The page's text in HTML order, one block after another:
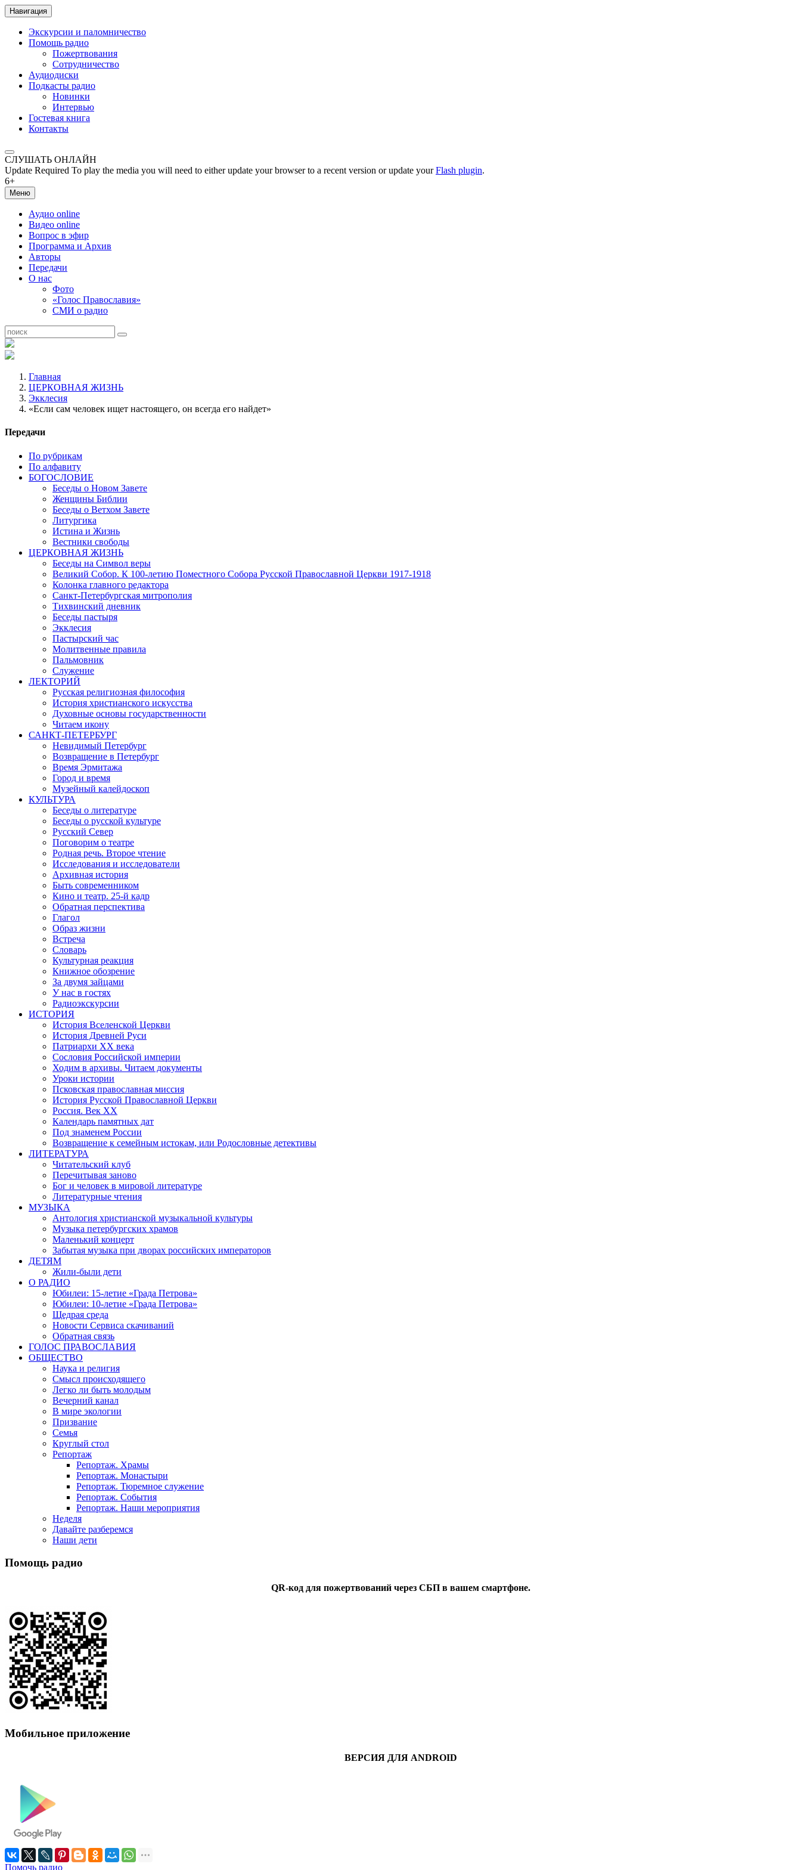
Навигация
Экскурсии и паломничество
Помощь радио
Пожертвования
Сотрудничество
Аудиодиски
Подкасты радио
Новинки
Интервью
Гостевая книга
Контакты
СЛУШАТЬ ОНЛАЙН
Update Required To play the media you will need to either update your browser to a recent version or update yourFlash plugin.
6+
Меню
Аудио online
Видео online
Вопрос в эфир
Программа и Архив
Авторы
Передачи
О нас
Фото
«Голос Православия»
СМИ о радио
Главная
ЦЕРКОВНАЯ ЖИЗНЬ
Экклесия
«Если сам человек ищет настоящего, он всегда его найдет»
Передачи
По рубрикам
По алфавиту
БОГОСЛОВИЕ
Беседы о Новом Завете
Женщины Библии
Беседы о Ветхом Завете
Литургика
Истина и Жизнь
Вестники свободы
ЦЕРКОВНАЯ ЖИЗНЬ
Беседы на Символ веры
Великий Собор. К 100-летию Поместного Собора Русской Православной Церкви 1917-1918
Колонка главного редактора
Санкт-Петербургская митрополия
Тихвинский дневник
Беседы пастыря
Экклесия
Пастырский час
Молитвенные правила
Пальмовник
Служение
ЛЕКТОРИЙ
Русская религиозная философия
История христианского искусства
Духовные основы государственности
Читаем икону
САНКТ-ПЕТЕРБУРГ
Невидимый Петербург
Возвращение в Петербург
Время Эрмитажа
Город и время
Музейный калейдоскоп
КУЛЬТУРА
Беседы о литературе
Беседы о русской культуре
Русский Север
Поговорим о театре
Родная речь. Второе чтение
Исследования и исследователи
Архивная история
Быть современником
Кино и театр. 25-й кадр
Обратная перспектива
Глагол
Образ жизни
Встреча
Словарь
Культурная реакция
Книжное обозрение
За двумя зайцами
У нас в гостях
Радиоэкскурсии
ИСТОРИЯ
История Вселенской Церкви
История Древней Руси
Патриархи XX века
Сословия Российской империи
Ходим в архивы. Читаем документы
Уроки истории
Псковская православная миссия
История Русской Православной Церкви
Россия. Век ХХ
Календарь памятных дат
Под знаменем России
Возвращение к семейным истокам, или Родословные детективы
ЛИТЕРАТУРА
Читательский клуб
Перечитывая заново
Бог и человек в мировой литературе
Литературные чтения
МУЗЫКА
Антология христианской музыкальной культуры
Музыка петербургских храмов
Маленький концерт
Забытая музыка при дворах российских императоров
ДЕТЯМ
Жили-были дети
О РАДИО
Юбилеи: 15-летие «Града Петрова»
Юбилеи: 10-летие «Града Петрова»
Щедрая среда
Новости Сервиса скачиваний
Обратная связь
ГОЛОС ПРАВОСЛАВИЯ
ОБЩЕСТВО
Наука и религия
Смысл происходящего
Легко ли быть молодым
Вечерний канал
В мире экологии
Призвание
Семья
Круглый стол
Репортаж
Репортаж. Храмы
Репортаж. Монастыри
Репортаж. Тюремное служение
Репортаж. События
Репортаж. Наши мероприятия
Неделя
Давайте разберемся
Наши дети
Помощь радио
QR-код для пожертвований через СБП в вашем смартфоне.
Мобильное приложение
ВЕРСИЯ ДЛЯ ANDROID
Помочь радио